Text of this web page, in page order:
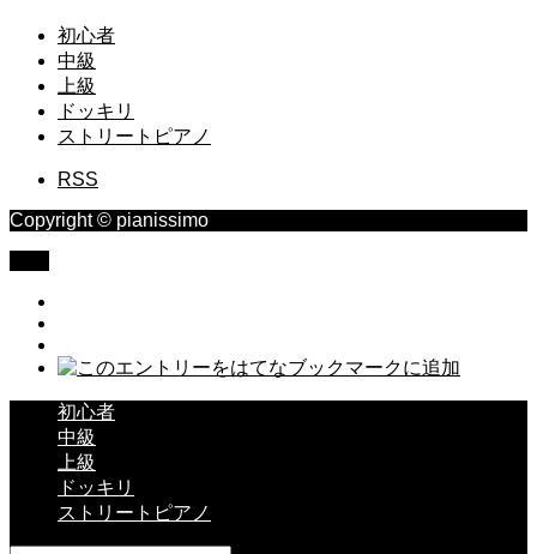
初心者
中級
上級
ドッキリ
ストリートピアノ
RSS
Copyright © pianissimo
初心者
中級
上級
ドッキリ
ストリートピアノ